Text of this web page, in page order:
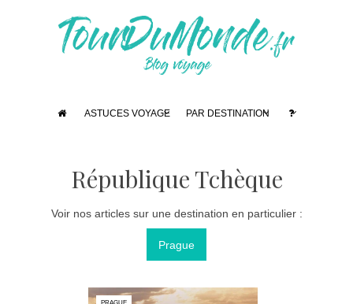
ASTUCES VOYAGE PAR DESTINATION
République Tchèque
Voir nos articles sur une destination en particulier :
Prague